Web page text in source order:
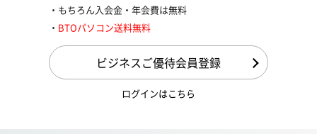
もちろん入会金・年会費は無料
BTOパソコン送料無料
ビジネスご優待会員登録
ログインはこちら